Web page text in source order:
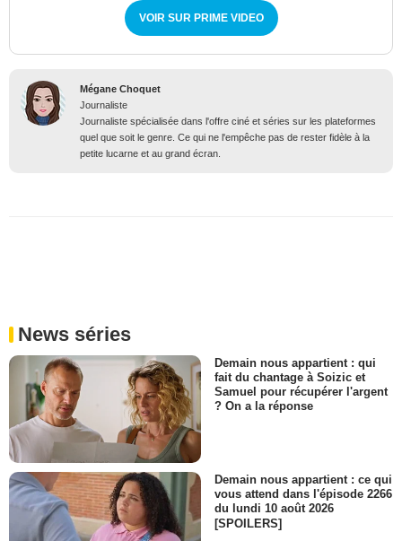
VOIR SUR PRIME VIDEO
Mégane Choquet
Journaliste
Journaliste spécialisée dans l'offre ciné et séries sur les plateformes
quel que soit le genre. Ce qui ne l'empêche pas de rester fidèle à la
petite lucarne et au grand écran.
News séries
Demain nous appartient : qui
fait du chantage à Soizic et
Samuel pour récupérer l'argent
? On a la réponse
Demain nous appartient : ce qui
vous attend dans l'épisode 2266
du lundi 10 août 2026
[SPOILERS]